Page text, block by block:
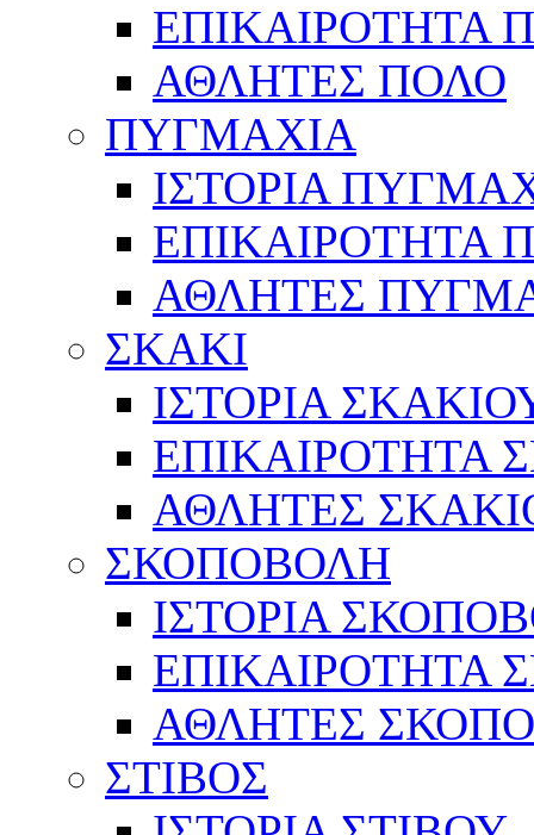
ΕΠΙΚΑΙΡΟΤΗΤΑ
ΑΘΛΗΤΕΣ ΠΟΛΟ
ΠΥΓΜΑΧΙΑ
ΙΣΤΟΡΙΑ
ΕΠΙΚΑΙΡΟΤΗΤΑ
ΑΘΛΗΤΕΣ
ΣΚΑΚΙ
ΙΣΤΟΡΙΑ
ΕΠΙΚΑΙΡΟΤΗΤΑ
ΑΘΛΗΤΕΣ
ΣΚΟΠΟΒΟΛΗ
ΙΣΤΟΡΙΑ
ΕΠΙΚΑΙΡΟΤΗΤΑ
ΑΘΛΗΤΕΣ
ΣΤΙΒΟΣ